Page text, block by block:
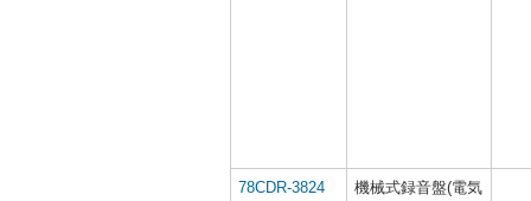
78CDR-3824
機械式録音盤(電気